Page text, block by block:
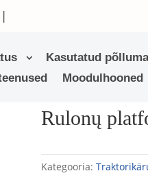
|
Kasutatud
Moodulhooned
Rulonų
Kategooria: